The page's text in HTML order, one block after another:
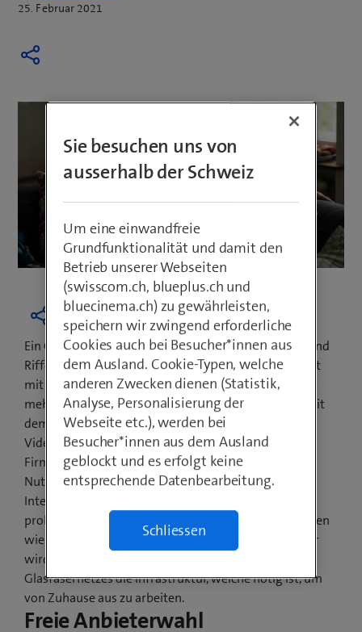
25. Februar 2021
Ein Grossteil der Bevölkerung von Hausen am Albis und
Rifferswil surft per sofort auf ultraschnellem Internet
mit Geschwindigkeiten von bis zu 500 Mbit/s. Immer
mehr Anwendungen in Schweizer Haushalten sind mit
dem Internet verbunden: UHD-TV schauen,
Videotelefonieren oder von zu Hause aus im
Firmennetzwerk arbeiten. Vor allem gleichzeitige
Nutzung beansprucht das Netz. Mit dem neuen
Internetspeed sind solche Anwendungen jedoch
problemlos und zeitgleich möglich. Besonders in Zeiten
wie jetzt, in denen das Homeoffice immer alltäglicher
wird, unterstützt Swisscom mit dem Ausbau des
Glasfasernetzes die Infrastruktur, welche nötig ist, um
von Zuhause aus zu arbeiten.
Freie Anbieterwahl
Sie besuchen uns von
ausserhalb der Schweiz
Um eine einwandfreie
Grundfunktionalität und damit den
Betrieb unserer Webseiten
(swisscom.ch, blueplus.ch und
bluecinema.ch) zu gewährleisten,
speichern wir zwingend erforderliche
Cookies auch bei Besucher*innen aus
dem Ausland. Cookie-Typen, welche
anderen Zwecken dienen (Statistik,
Analyse, Personalisierung der
Webseite etc.), werden bei
Besucher*innen aus dem Ausland
geblockt und es erfolgt keine
entsprechende Datenbearbeitung.
Schliessen